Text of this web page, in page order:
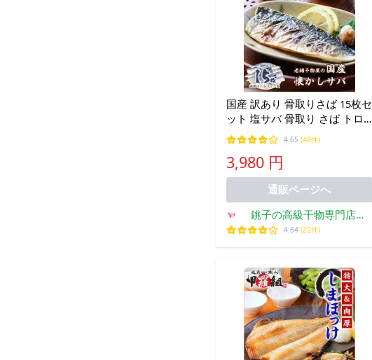
国産 訳あり 骨取りさば 15枚セ
ット 塩サバ 骨取り さば トロ
さば お試し 業務用 鯖 骨なし
キズ有り サバ
4.65 (48件)
3,980 円
通販ページへ
銚子の高級干物専門店・
103fish
4.64 (22件)